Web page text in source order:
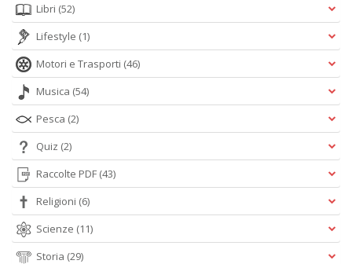
Libri (52)
Lifestyle (1)
Motori e Trasporti (46)
Musica (54)
Pesca (2)
Quiz (2)
Raccolte PDF (43)
Religioni (6)
Scienze (11)
Storia (29)